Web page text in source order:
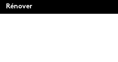
Rénover